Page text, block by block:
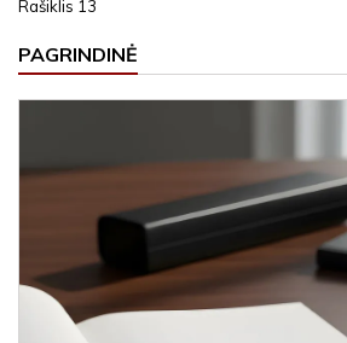
Rašiklis 13
PAGRINDINĖ